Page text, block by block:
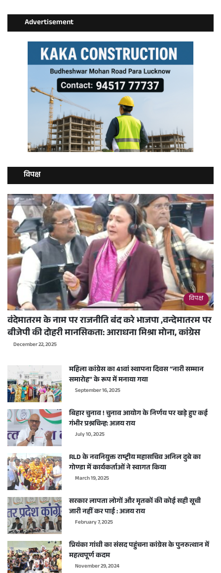
Advertisement
विपक्ष
विपक्ष
वंदेमातरम के नाम पर राजनीति बंद करे भाजपा ,वन्देमातरम पर
बीजेपी की दोहरी मानसिकता: आराधना मिश्रा मोना, कांग्रेस
December 22, 2025
महिला कांग्रेस का 41वां स्थापना दिवस “नारी सम्मान
समारोह” के रूप में मनाया गया
September 16, 2025
बिहार चुनाव ! चुनाव आयोग के निर्णय पर खड़े हुए कई
गंभीर प्रश्नचिन्ह: अजय राय
July 10, 2025
RLD के नवनियुक्त राष्ट्रीय महासचिव अनिल दुबे का
गोण्डा में कार्यकर्ताओं ने स्वागत किया
March 19, 2025
सरकार लापता लोगों और मृतकों की कोई सही सूची
जारी नहीं कर पाई : अजय राय
February 7, 2025
प्रियंका गांधी का संसद पहुंचना कांग्रेस के पुनरुत्थान में
महत्वपूर्ण कदम
November 29, 2024